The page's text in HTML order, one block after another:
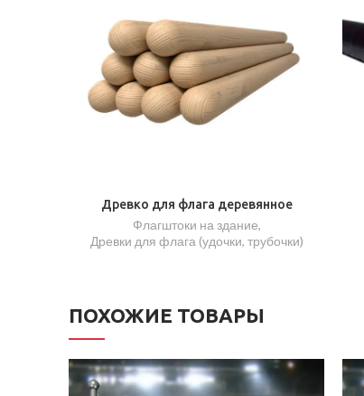
Древко для флага деревянное
Флагштоки на здание,
Древки для флага (удочки, трубочки)
ПОХОЖИЕ ТОВАРЫ